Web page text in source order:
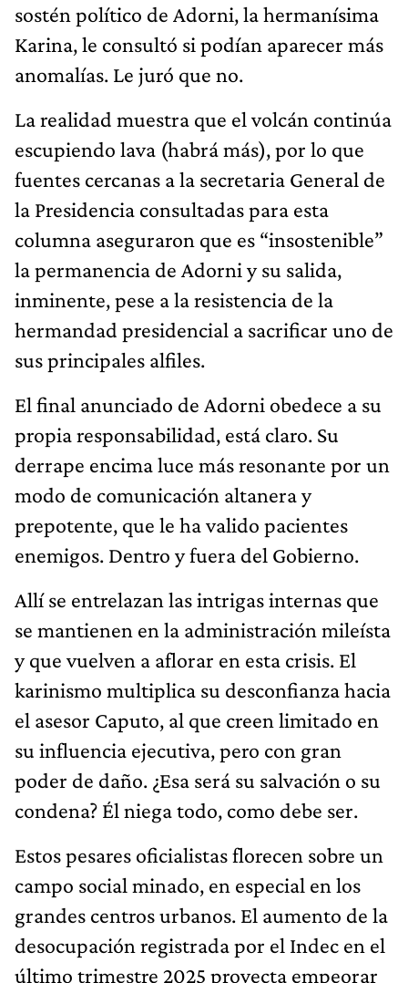
sostén político de Adorni, la hermanísima
Karina, le consultó si podían aparecer más
anomalías. Le juró que no.
La realidad muestra que el volcán continúa
escupiendo lava (habrá más), por lo que
fuentes cercanas a la secretaria General de
la Presidencia consultadas para esta
columna aseguraron que es “insostenible”
la permanencia de Adorni y su salida,
inminente, pese a la resistencia de la
hermandad presidencial a sacrificar uno de
sus principales alfiles.
El final anunciado de Adorni obedece a su
propia responsabilidad, está claro. Su
derrape encima luce más resonante por un
modo de comunicación altanera y
prepotente, que le ha valido pacientes
enemigos. Dentro y fuera del Gobierno.
Allí se entrelazan las intrigas internas que
se mantienen en la administración mileísta
y que vuelven a aflorar en esta crisis. El
karinismo multiplica su desconfianza hacia
el asesor Caputo, al que creen limitado en
su influencia ejecutiva, pero con gran
poder de daño. ¿Esa será su salvación o su
condena? Él niega todo, como debe ser.
Estos pesares oficialistas florecen sobre un
campo social minado, en especial en los
grandes centros urbanos. El aumento de la
desocupación registrada por el Indec en el
último trimestre 2025 proyecta empeorar